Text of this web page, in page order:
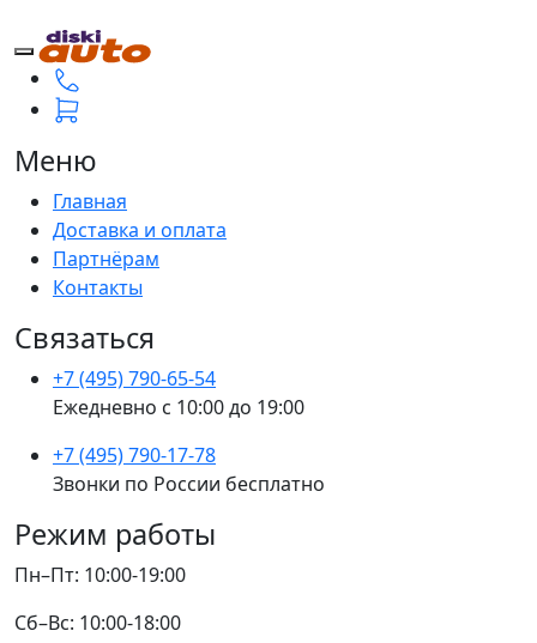
Меню
Главная
Доставка и оплата
Партнёрам
Контакты
Связаться
+7 (495) 790-65-54
Ежедневно с 10:00 до 19:00
+7 (495) 790-17-78
Звонки по России бесплатно
Режим работы
Пн–Пт: 10:00-19:00
Сб–Вс: 10:00-18:00